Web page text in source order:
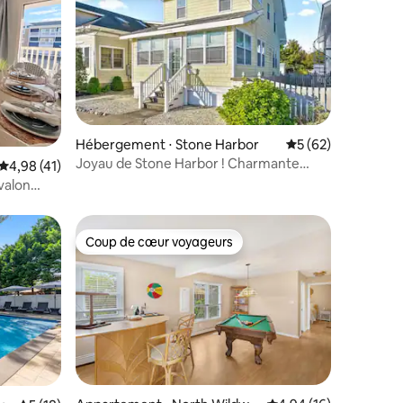
: 5 sur 5
moyenne sur la base de 41 commentaires : 4,98 sur 5
4,98 (41)
Hébergement ⋅ Stone Harbor Évaluation
5 (62)
Joyau de Stone Harbor ! Charmante
: 4,83 sur 5
appréciés Coup de cœur voyageurs
Coup de cœur voyageurs